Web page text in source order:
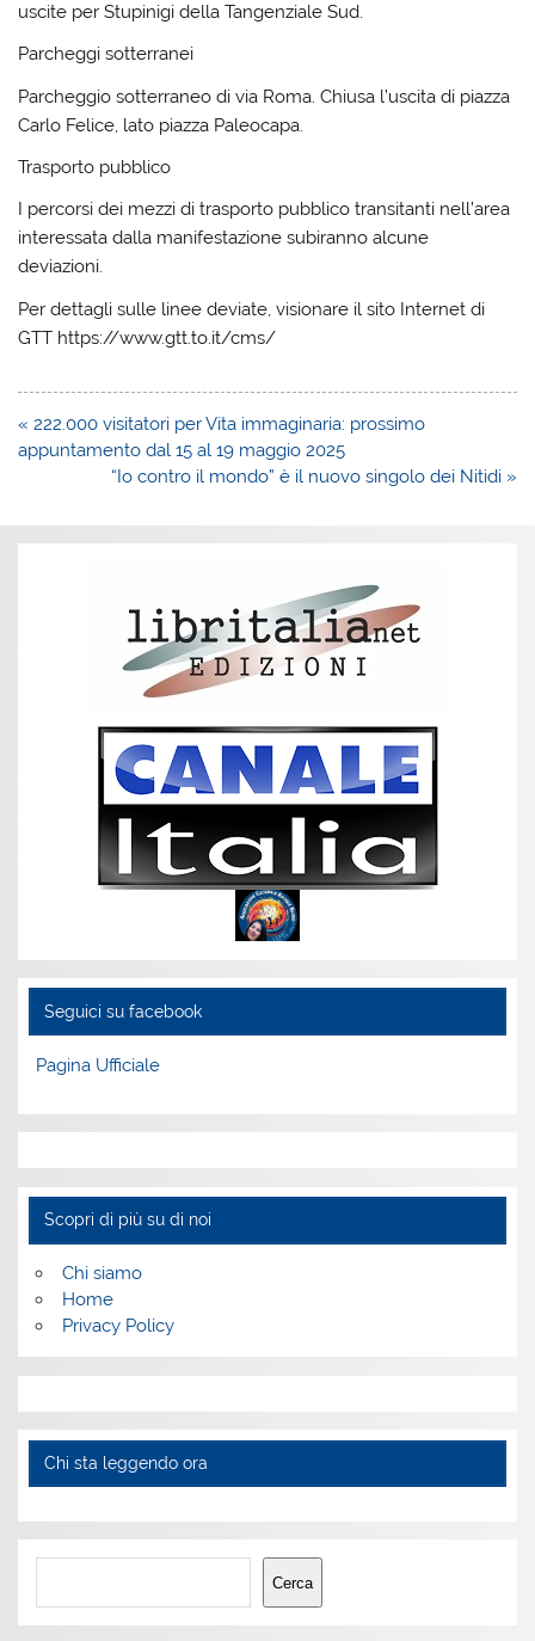
uscite per Stupinigi della Tangenziale Sud.
Parcheggi sotterranei
Parcheggio sotterraneo di via Roma. Chiusa l’uscita di piazza
Carlo Felice, lato piazza Paleocapa.
Trasporto pubblico
I percorsi dei mezzi di trasporto pubblico transitanti nell’area
interessata dalla manifestazione subiranno alcune
deviazioni.
Per dettagli sulle linee deviate, visionare il sito Internet di
GTT https://www.gtt.to.it/cms/
Navigazione
articoli
« 222.000 visitatori per Vita immaginaria: prossimo
appuntamento dal 15 al 19 maggio 2025
“Io contro il mondo” è il nuovo singolo dei Nitidi »
Seguici su facebook
Pagina Ufficiale
Scopri di più su di noi
Chi siamo
Home
Privacy Policy
Chi sta leggendo ora
Cerca
Cerca